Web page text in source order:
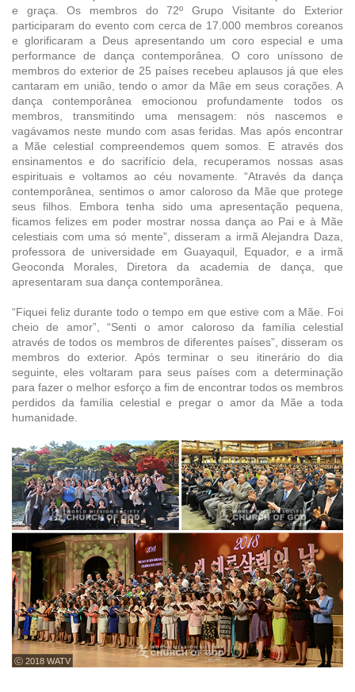
e graça. Os membros do 72º Grupo Visitante do Exterior
participaram do evento com cerca de 17.000 membros coreanos
e glorificaram a Deus apresentando um coro especial e uma
performance de dança contemporânea. O coro uníssono de
membros do exterior de 25 países recebeu aplausos já que eles
cantaram em união, tendo o amor da Mãe em seus corações. A
dança contemporânea emocionou profundamente todos os
membros, transmitindo uma mensagem: nós nascemos e
vagávamos neste mundo com asas feridas. Mas após encontrar
a Mãe celestial compreendemos quem somos. E através dos
ensinamentos e do sacrifício dela, recuperamos nossas asas
espirituais e voltamos ao céu novamente. “Através da dança
contemporânea, sentimos o amor caloroso da Mãe que protege
seus filhos. Embora tenha sido uma apresentação pequena,
ficamos felizes em poder mostrar nossa dança ao Pai e à Mãe
celestiais com uma só mente”, disseram a irmã Alejandra Daza,
professora de universidade em Guayaquil, Equador, e a irmã
Geoconda Morales, Diretora da academia de dança, que
apresentaram sua dança contemporânea.
“Fiquei feliz durante todo o tempo em que estive com a Mãe. Foi
cheio de amor”, “Senti o amor caloroso da família celestial
através de todos os membros de diferentes países”, disseram os
membros do exterior. Após terminar o seu itinerário do dia
seguinte, eles voltaram para seus países com a determinação
para fazer o melhor esforço a fim de encontrar todos os membros
perdidos da família celestial e pregar o amor da Mãe a toda
humanidade.
ⓒ 2018 WATV